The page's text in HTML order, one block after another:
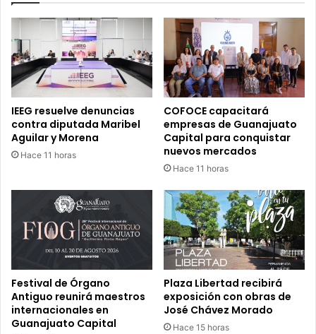
IEEG resuelve denuncias
contra diputada Maribel
Aguilar y Morena
Hace 11 horas
COFOCE capacitará
empresas de Guanajuato
Capital para conquistar
nuevos mercados
Hace 11 horas
Festival de Órgano
Antiguo reunirá maestros
internacionales en
Guanajuato Capital
Plaza Libertad recibirá
exposición con obras de
José Chávez Morado
Hace 15 horas